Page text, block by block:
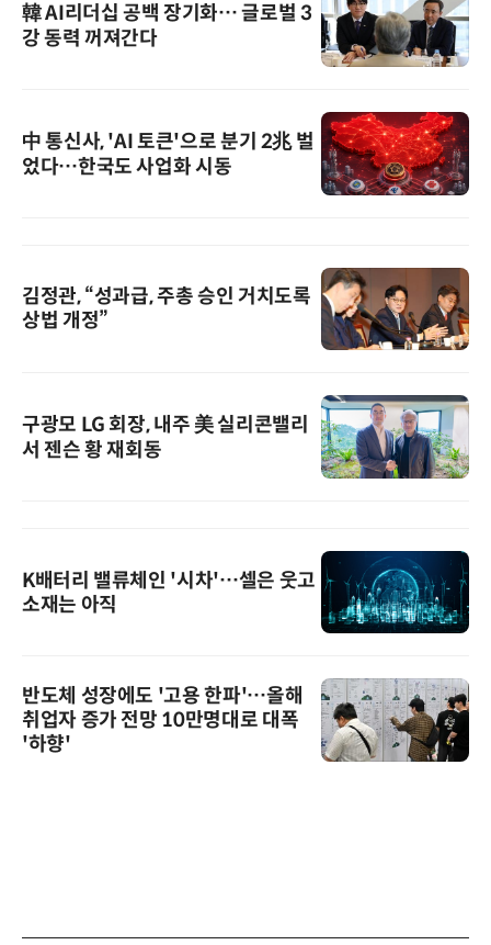
韓 AI리더십 공백 장기화… 글로벌 3
강 동력 꺼져간다
中 통신사, 'AI 토큰'으로 분기 2兆 벌
었다…한국도 사업화 시동
김정관, “성과급, 주총 승인 거치도록
상법 개정”
구광모 LG 회장, 내주 美 실리콘밸리
서 젠슨 황 재회동
K배터리 밸류체인 '시차'…셀은 웃고
소재는 아직
반도체 성장에도 '고용 한파'…올해
취업자 증가 전망 10만명대로 대폭
'하향'